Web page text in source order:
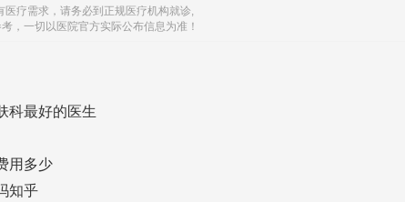
疗需求，请务必到正规医疗机构就诊,
，一切以医院官方实际公布信息为准！
科最好的医生
用多少
知乎